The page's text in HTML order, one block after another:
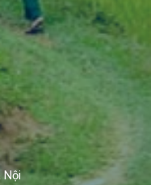
Nội